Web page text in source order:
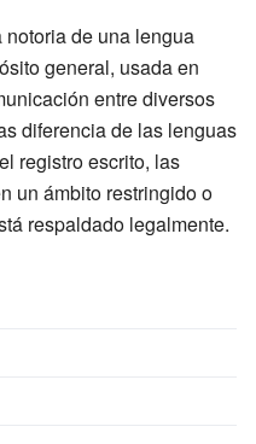
notoria de una lengua
general, usada en
entre diversos
diferencia de las lenguas
registro escrito, las
un ámbito restringido o
respaldado legalmente.